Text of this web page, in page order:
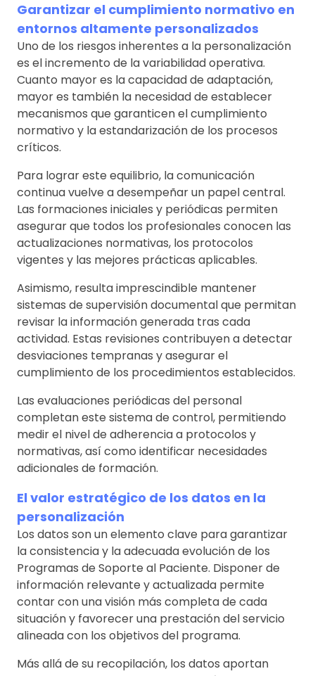
Garantizar el cumplimiento normativo en
entornos altamente personalizados
Uno de los riesgos inherentes a la personalización
es el incremento de la variabilidad operativa.
Cuanto mayor es la capacidad de adaptación,
mayor es también la necesidad de establecer
mecanismos que garanticen el cumplimiento
normativo y la estandarización de los procesos
críticos.
Para lograr este equilibrio, la comunicación
continua vuelve a desempeñar un papel central.
Las formaciones iniciales y periódicas permiten
asegurar que todos los profesionales conocen las
actualizaciones normativas, los protocolos
vigentes y las mejores prácticas aplicables.
Asimismo, resulta imprescindible mantener
sistemas de supervisión documental que permitan
revisar la información generada tras cada
actividad. Estas revisiones contribuyen a detectar
desviaciones tempranas y asegurar el
cumplimiento de los procedimientos establecidos.
Las evaluaciones periódicas del personal
completan este sistema de control, permitiendo
medir el nivel de adherencia a protocolos y
normativas, así como identificar necesidades
adicionales de formación.
El valor estratégico de los datos en la
personalización
Los datos son un elemento clave para garantizar
la consistencia y la adecuada evolución de los
Programas de Soporte al Paciente. Disponer de
información relevante y actualizada permite
contar con una visión más completa de cada
situación y favorecer una prestación del servicio
alineada con los objetivos del programa.
Más allá de su recopilación, los datos aportan